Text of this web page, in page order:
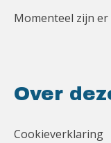
Momenteel zijn
Over
Cookieverklaring